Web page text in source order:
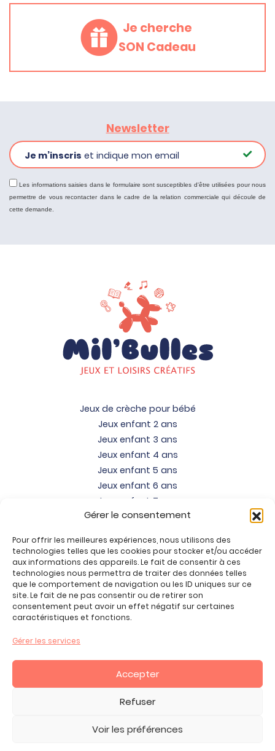
Gérer le consentement
Pour offrir les meilleures expériences, nous utilisons des
technologies telles que les cookies pour stocker et/ou accéder
aux informations des appareils. Le fait de consentir à ces
technologies nous permettra de traiter des données telles
que le comportement de navigation ou les ID uniques sur ce
site. Le fait de ne pas consentir ou de retirer son
consentement peut avoir un effet négatif sur certaines
caractéristiques et fonctions.
Gérer les services
Accepter
Refuser
Voir les préférences
Je cherche
SON Cadeau
Newsletter
Je m’inscris et indique mon email
Les informations saisies dans le formulaire sont susceptibles d'être utilisées pour nous
permettre de vous recontacter dans le cadre de la relation commerciale qui découle de
cette demande.
Jeux de crèche pour bébé
Jeux enfant 2 ans
Jeux enfant 3 ans
Jeux enfant 4 ans
Jeux enfant 5 ans
Jeux enfant 6 ans
Jeux enfant 7 ans
Jeux enfant 8 ans
Jeux enfant 10 ans
Jeux enfant 11 ans
Jeux enfant 12 ans
Tous nos produits
Promos jeux de loisirs créatifs
Mon compte
CGV